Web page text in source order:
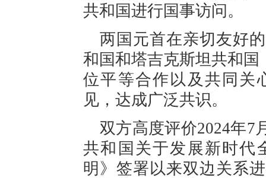
共和国进行国事访问。
两国元首在亲切友好
和国和塔吉克斯坦共和国
位平等合作以及共同关
见，达成广泛共识。
双方高度评价2024年7
共和国关于发展新时代
明》签署以来双边关系